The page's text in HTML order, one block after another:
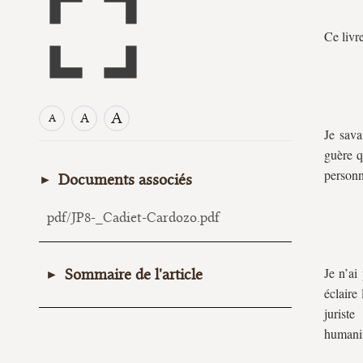
A A A
Documents associés
pdf/JP8-_Cadiet-Cardozo.pdf
Sommaire de l'article
Hiérarchie des sources
Ce
Je
guère
Je
éclaire
juriste